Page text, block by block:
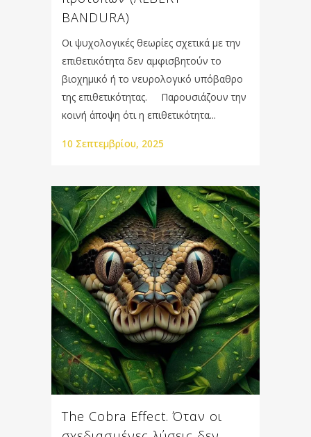
BANDURA)
Οι ψυχολογικές θεωρίες σχετικά με την
επιθετικότητα δεν αμφισβητούν το
βιοχημικό ή το νευρολογικό υπόβαθρο
της επιθετικότητας. Παρουσιάζουν την
κοινή άποψη ότι η επιθετικότητα...
10 Σεπτεμβρίου, 2025
The Cobra Effect. Όταν οι